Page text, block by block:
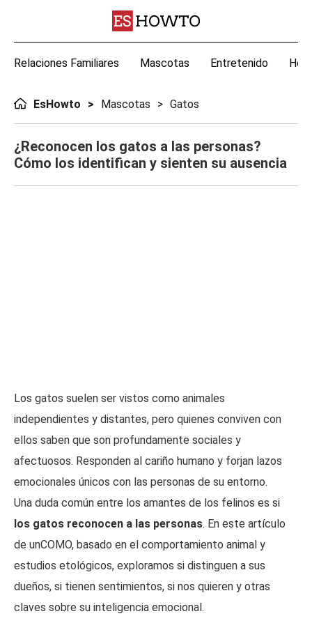
Relaciones Familiares Mascotas Entretenido
EsHowto Mascotas Gatos
¿Reconocen los gatos a las personas?
Cómo los identifican y sienten su ausencia
Los gatos suelen ser vistos como animales
independientes y distantes, pero quienes conviven con
ellos saben que son profundamente sociales y
afectuosos. Responden al cariño humano y forjan lazos
emocionales únicos con las personas de su entorno.
Una duda común entre los amantes de los felinos es si
los gatos reconocen a las personas. En este artículo
de unCOMO, basado en el comportamiento animal y
estudios etológicos, exploramos si distinguen a sus
dueños, si tienen sentimientos, si nos quieren y otras
claves sobre su inteligencia emocional.